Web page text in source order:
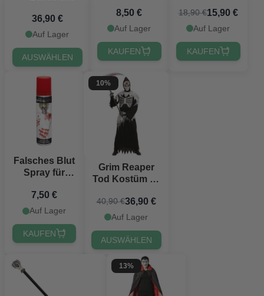
schwarz
36,90 €
Auf Lager
AUSWÄHLEN
8,50 €
Auf Lager
KAUFEN
Twilight
18,90 €15,90 €
Auf Lager
KAUFEN
Falsches Blut
Spray für
7,50 €
Auf Lager
KAUFEN
10%
Grim Reaper
Tod Kostüm - 4
40,90 €36,90 €
Auf Lager
AUSWÄHLEN
13%